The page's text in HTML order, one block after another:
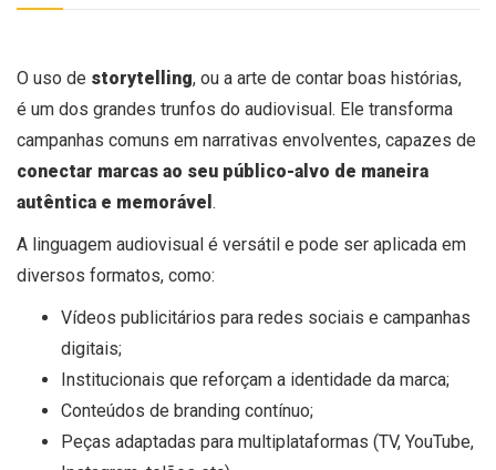
O uso de storytelling, ou a arte de contar boas histórias,
é um dos grandes trunfos do audiovisual. Ele transforma
campanhas comuns em narrativas envolventes, capazes de
conectar marcas ao seu público-alvo de maneira
autêntica e memorável .
A linguagem audiovisual é versátil e pode ser aplicada em
diversos formatos, como:
Vídeos publicitários para redes sociais e campanhas
digitais;
Institucionais que reforçam a identidade da marca;
Conteúdos de branding contínuo;
Peças adaptadas para multiplataformas (TV, YouTube,